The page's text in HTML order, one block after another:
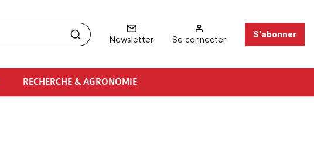
Newsletter Se connecter
S'abonner
RECHERCHE & AGRONOMIE